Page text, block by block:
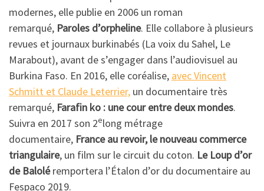
modernes, elle publie en 2006 un roman
remarqué, Paroles d’orpheline. Elle collabore à plusieurs
revues et journaux burkinabés (La voix du Sahel, Le
Marabout), avant de s’engager dans l’audiovisuel au
Burkina Faso. En 2016, elle coréalise, avec Vincent
Schmitt et Claude Leterrier, un documentaire très
remarqué, Farafin ko : une cour entre deux mondes.
Suivra en 2017 son 2elong métrage
documentaire, France au revoir, le nouveau commerce
triangulaire, un film sur le circuit du coton. Le Loup d’or
de Baloléremportera l’Étalon d’or du documentaire au
Fespaco 2019.